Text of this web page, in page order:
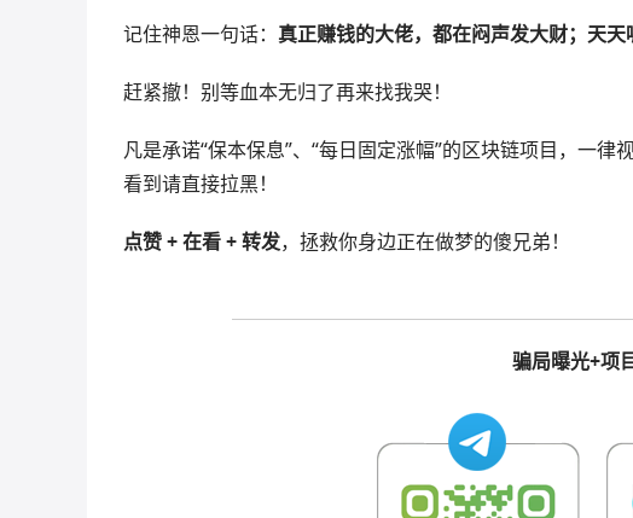
记住神恩一句话： 真正赚钱的大佬，都在闷声发大财；天天
赶紧撤！别等血本无归了再来找我哭！
凡是承诺“保本保息”、“每日固定涨幅”的区块链项目，一律
看到请直接拉黑！
点赞 + 在看 + 转发，拯救你身边正在做梦的傻兄弟！
骗局曝光+项